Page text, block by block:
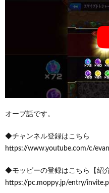
オーブ話です。
◆チャンネル登録はこちら
https://www.youtube.com/c/
◆モッピーの登録はこちら【紹
https://pc.moppy.jp/entry/